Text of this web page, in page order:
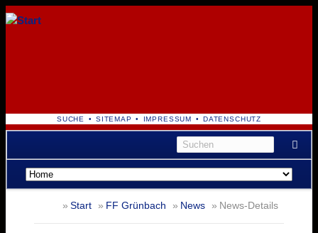
NAVIGATION
ÜBERSPRINGEN
SUCHE SITEMAP IMPRESSUM DATENSCHUTZ
Navigation
überspringen
Start FF Grünbach News News-Details